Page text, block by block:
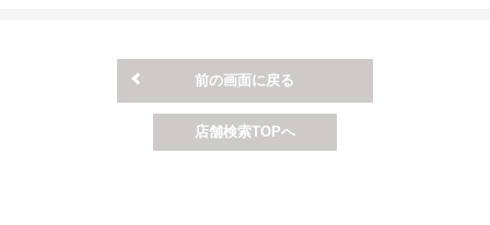
※上記価格表は当店での価格となります。店舗により価格が異なり
ますので予めご了承ください。
※上記価格は税込表示となります。
※上記価格は基本価格（追加整備が発生しない場合）となります。
前の画面に戻る
店舗検索TOPへ